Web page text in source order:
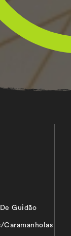
Guidão
Caramanholas